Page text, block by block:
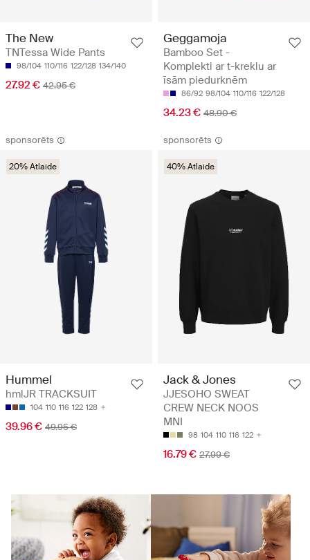
The New
TNTessa Wide Pants
98/104 110/116 122/128 134/140
27.92 € 42.95 €
Geggamoja
Bamboo Set -
Komplekti ar t-kreklu ar
īsām piedurknēm
86/92 98/104 110/116 122/128
34.23 € 48.90 €
sponsorēts
20% Atlaide
Hummel
hmlJR TRACKSUIT
104 110 116 122 128
39.96 € 49.95 €
sponsorēts
40% Atlaide
Jack & Jones
JJESOHO SWEAT
CREW NECK NOOS
MNI
98 104 110 116 122
16.79 € 27.99 €